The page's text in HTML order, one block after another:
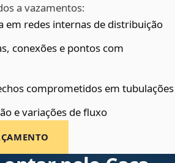
a vazamentos:
em redes internas de distribuição
conexões e pontos com
comprometidos em tubulações
e variações de fluxo